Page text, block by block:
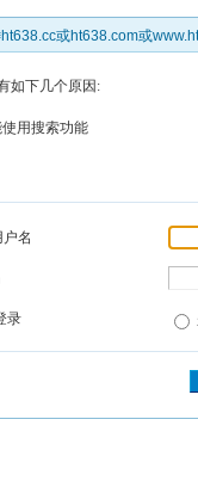
或ht638.com或
如下几个原因:
用搜索功能
户名
录